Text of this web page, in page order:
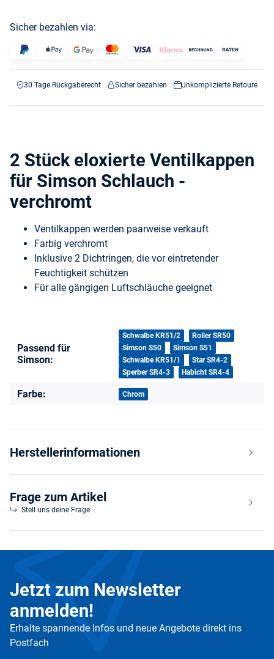
Sicher bezahlen via:
30 Tage Rückgaberecht Sicher bezahlen Unkomplizierte Retoure
2 Stück eloxierte Ventilkappen
für Simson Schlauch -
verchromt
Ventilkappen werden paarweise verkauft
Farbig verchromt
Inklusive 2 Dichtringen, die vor eintretender
Feuchtigkeit schützen
Für alle gängigen Luftschläuche geeignet
Passend für
Simson:
Schwalbe KR51/2
Roller SR50
Simson S50
Simson S51
Schwalbe KR51/1
Star SR4-2
Sperber SR4-3
Habicht SR4-4
Farbe: Chrom
Herstellerinformationen
Frage zum Artikel
Stell uns deine Frage
Jetzt zum Newsletter
anmelden!
Erhalte spannende Infos und neue Angebote direkt ins
Postfach